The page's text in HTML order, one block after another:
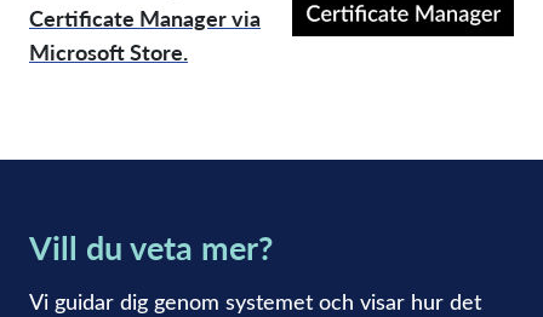
Certificate Manager via
Microsoft Store.
Vill du veta mer?
Vi guidar dig genom systemet och visar hur det